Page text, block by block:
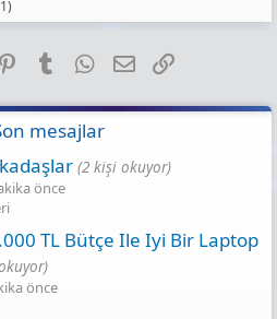
PinterestTumblr WhatsApp
E-posta
mesajlar
(2 kişi okuyor)
önce
TL Bütçe Ile Iyi Bir Laptop
önce